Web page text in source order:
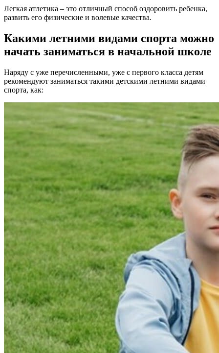
Легкая атлетика – это отличный способ оздоровить ребенка,
развить его физические и волевые качества.
Какими летними видами спорта можно
начать заниматься в начальной школе
Наряду с уже перечисленными, уже с первого класса детям
рекомендуют заниматься такими детскими летними видами
спорта, как: